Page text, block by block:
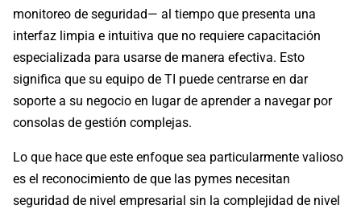
monitoreo de seguridad— al tiempo que presenta una
interfaz limpia e intuitiva que no requiere capacitación
especializada para usarse de manera efectiva. Esto
significa que su equipo de TI puede centrarse en dar
soporte a su negocio en lugar de aprender a navegar por
consolas de gestión complejas.
Lo que hace que este enfoque sea particularmente valioso
es el reconocimiento de que las pymes necesitan
seguridad de nivel empresarial sin la complejidad de nivel